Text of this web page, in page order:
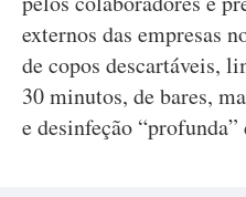
externos das empresas
de copos descartáveis,
30 minutos, de bares,
e desinfeção